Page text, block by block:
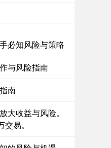
必知风险与策略
与风险指南
南
大收益与风险。
易。